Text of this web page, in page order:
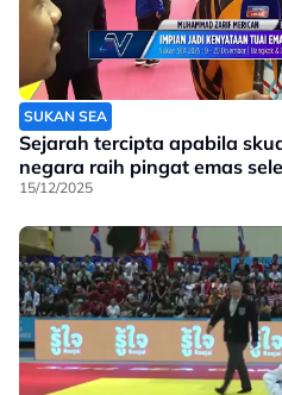
SUKAN SEA
Sejarah tercipta apabila
negara raih pingat emas
15/12/2025